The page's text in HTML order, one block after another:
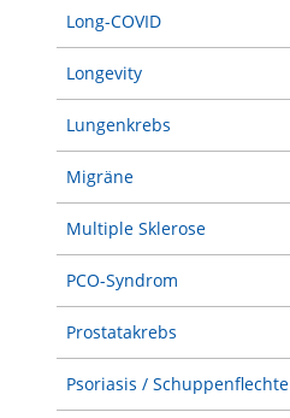
Long-COVID
Longevity
Lungenkrebs
Migräne
Multiple Sklerose
PCO-Syndrom
Prostatakrebs
Psoriasis / Schuppenflechte